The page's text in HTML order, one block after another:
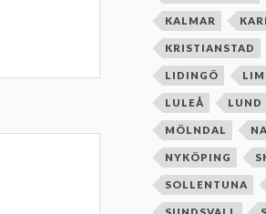
KALMAR
KRISTIANSTAD
LIDINGÖ
LULEÅ LUND
MÖLNDAL
NYKÖPING
SOLLENTUNA